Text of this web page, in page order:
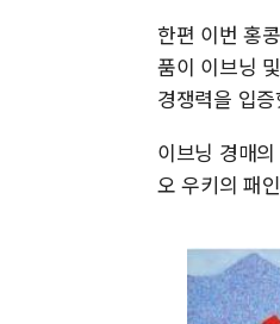
한편 이번 홍
품이 이브닝
경쟁력을 입
이브닝 경매
오 우키의 패